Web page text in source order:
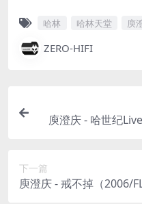
哈林 哈林天堂 庾
ZERO-HIFI
庾澄庆 - 哈世纪
下一篇
庾澄庆 - 戒不掉（2006/